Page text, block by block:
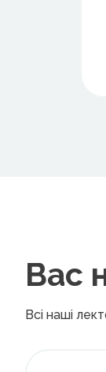
Вас
Всі наші